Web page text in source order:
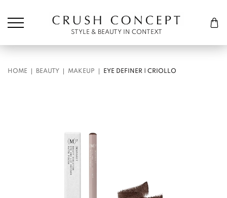
Cart
STYLE & BEAUTY IN CONTEXT
HOME BEAUTY MAKEUP EYE DEFINER | CRIOLLO